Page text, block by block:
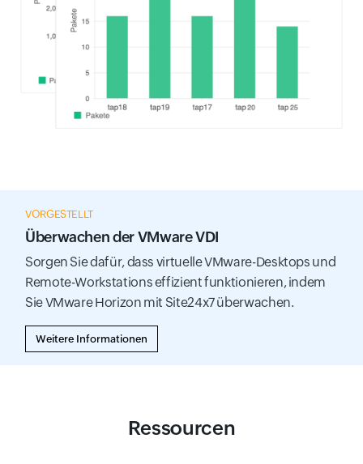
VORGESTELLT
Überwachen der VMware VDI
Sorgen Sie dafür, dass virtuelle VMware-Desktops und
Remote-Workstations effizient funktionieren, indem
Sie VMware Horizon mit Site24x7 überwachen.
Weitere Informationen
Ressourcen